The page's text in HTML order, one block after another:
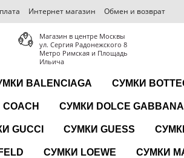
Интернет магазин Обмен и возврат
Магазин в центре Москвы
ул. Сергия Радонежского 8
Метро Римская и Площадь
Ильича
BALENCIAGA СУМКИ
СУМКИ DOLCE GABBANA
GUCCI СУМКИ GUESS
СУМКИ LOEWE СУМКИ